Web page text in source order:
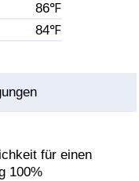
86℉
84℉
für einen
100%
Land